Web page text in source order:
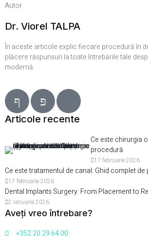
Autor
Dr. Viorel TALPA
În aceste articole explic fiecare procedură în
plăcere răspunsuri la toate întrebările tale
modernă.
Articole recente
Ce este chirurgia
procedură
17 februarie 2026
Ce este tratamentul de canal: Ghid complet
17 februarie 2026
Dental Implants Surgery: From Placement to
2 ianuarie 2026
Aveți vreo întrebare?
+352 20 29 64 00